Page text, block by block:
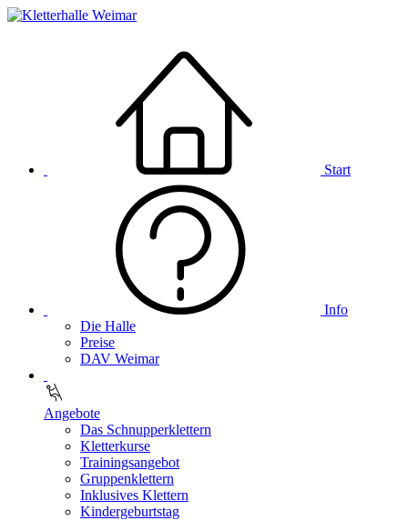
Start
Info
Die Halle
Preise
DAV Weimar
Angebote
Das Schnupperklettern
Kletterkurse
Trainingsangebot
Gruppenklettern
Inklusives Klettern
Kindergeburtstag